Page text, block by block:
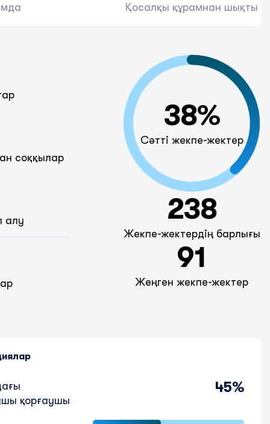
Қосалқы құрамнан шықты
соққылар
алу
38%
Сәтті жекпе-жектер
238
Жекпе-жектердің барлығы
91
Жеңген жекпе-жектер
қорғаушы
45%